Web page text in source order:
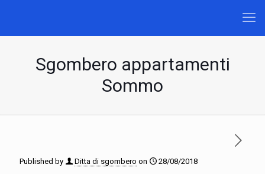
Sgombero appartamenti
Sommo
Published by Ditta di sgombero on 28/08/2018